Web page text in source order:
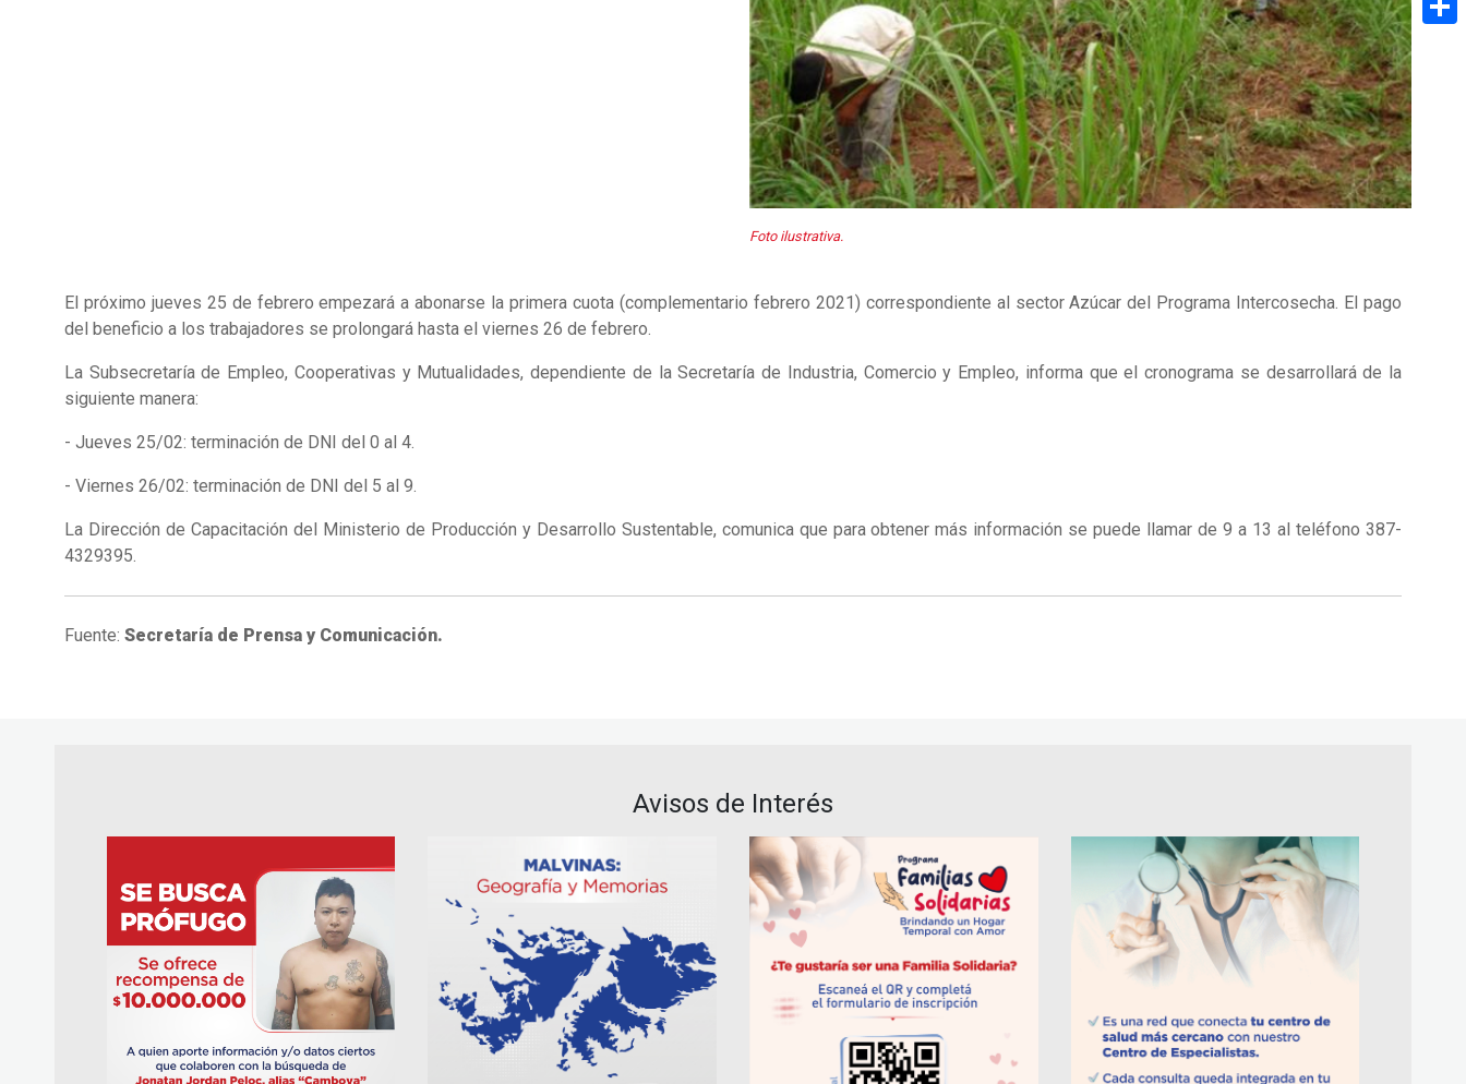
Foto ilustrativa.
El próximo jueves 25 de febrero empezará a abonarse la primera cuota (complementario febrero 2021) correspondiente al sector Azúcar del Programa Intercosecha. El pago
del beneficio a los trabajadores se prolongará hasta el viernes 26 de febrero.
La Subsecretaría de Empleo, Cooperativas y Mutualidades, dependiente de la Secretaría de Industria, Comercio y Empleo, informa que el cronograma se desarrollará de la
siguiente manera:
- Jueves 25/02: terminación de DNI del 0 al 4.
- Viernes 26/02: terminación de DNI del 5 al 9.
La Dirección de Capacitación del Ministerio de Producción y Desarrollo Sustentable, comunica que para obtener más información se puede llamar de 9 a 13 al teléfono 387-
4329395.
Fuente: Secretaría de Prensa y Comunicación.
Avisos de Interés